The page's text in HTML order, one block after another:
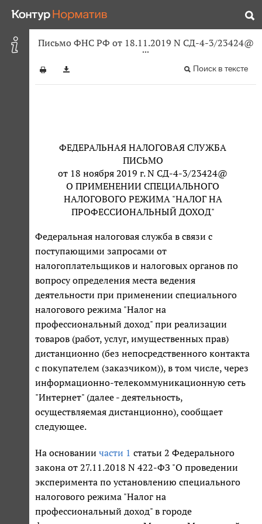
Письмо ФНС РФ от 18.11.2019 N СД-4-3/23424@
Поиск в тексте
ФЕДЕРАЛЬНАЯ НАЛОГОВАЯ СЛУЖБА
ПИСЬМО
от 18 ноября 2019 г. N СД-4-3/23424@
О ПРИМЕНЕНИИ СПЕЦИАЛЬНОГО
НАЛОГОВОГО РЕЖИМА "НАЛОГ НА
ПРОФЕССИОНАЛЬНЫЙ ДОХОД"
Федеральная налоговая служба в связи с
поступающими запросами от
налогоплательщиков и налоговых органов по
вопросу определения места ведения
деятельности при применении специального
налогового режима "Налог на
профессиональный доход" при реализации
товаров (работ, услуг, имущественных прав)
дистанционно (без непосредственного контакта
с покупателем (заказчиком)), в том числе, через
информационно-телекоммуникационную сеть
"Интернет" (далее - деятельность,
осуществляемая дистанционно), сообщает
следующее.
На основании части 1 статьи 2 Федерального
закона от 27.11.2018 N 422-ФЗ "О проведении
эксперимента по установлению специального
налогового режима "Налог на
профессиональный доход" в городе